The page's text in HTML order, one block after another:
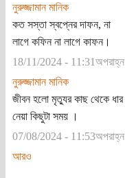
নুরুজ্জামান মানিক
কত সস্তা স্বপ্নের দাফন, না
লাগে কফিন না লাগে কাফন।
18/11/2024 - 11:31অপরাহ্ন
নুরুজ্জামান মানিক
জীবন হলো মৃত্যুর কাছ থেকে ধার
নেয়া কিছুটা সময় ।
07/08/2024 - 11:53অপরাহ্ন
আরও